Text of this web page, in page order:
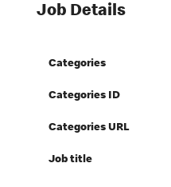
Job Details
Categories
Categories ID
Categories URL
Job title